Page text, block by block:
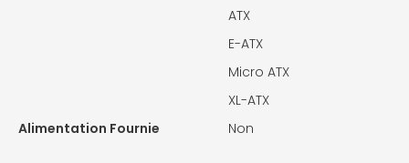
ATX
E-ATX
Micro ATX
XL-ATX
Alimentation Fournie
Non